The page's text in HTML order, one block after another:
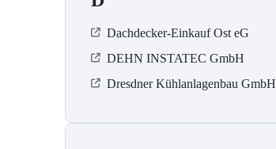
Dachdecker-Einkauf Ost eG
DEHN INSTATEC GmbH
Dresdner Kühlanlagenbau GmbH